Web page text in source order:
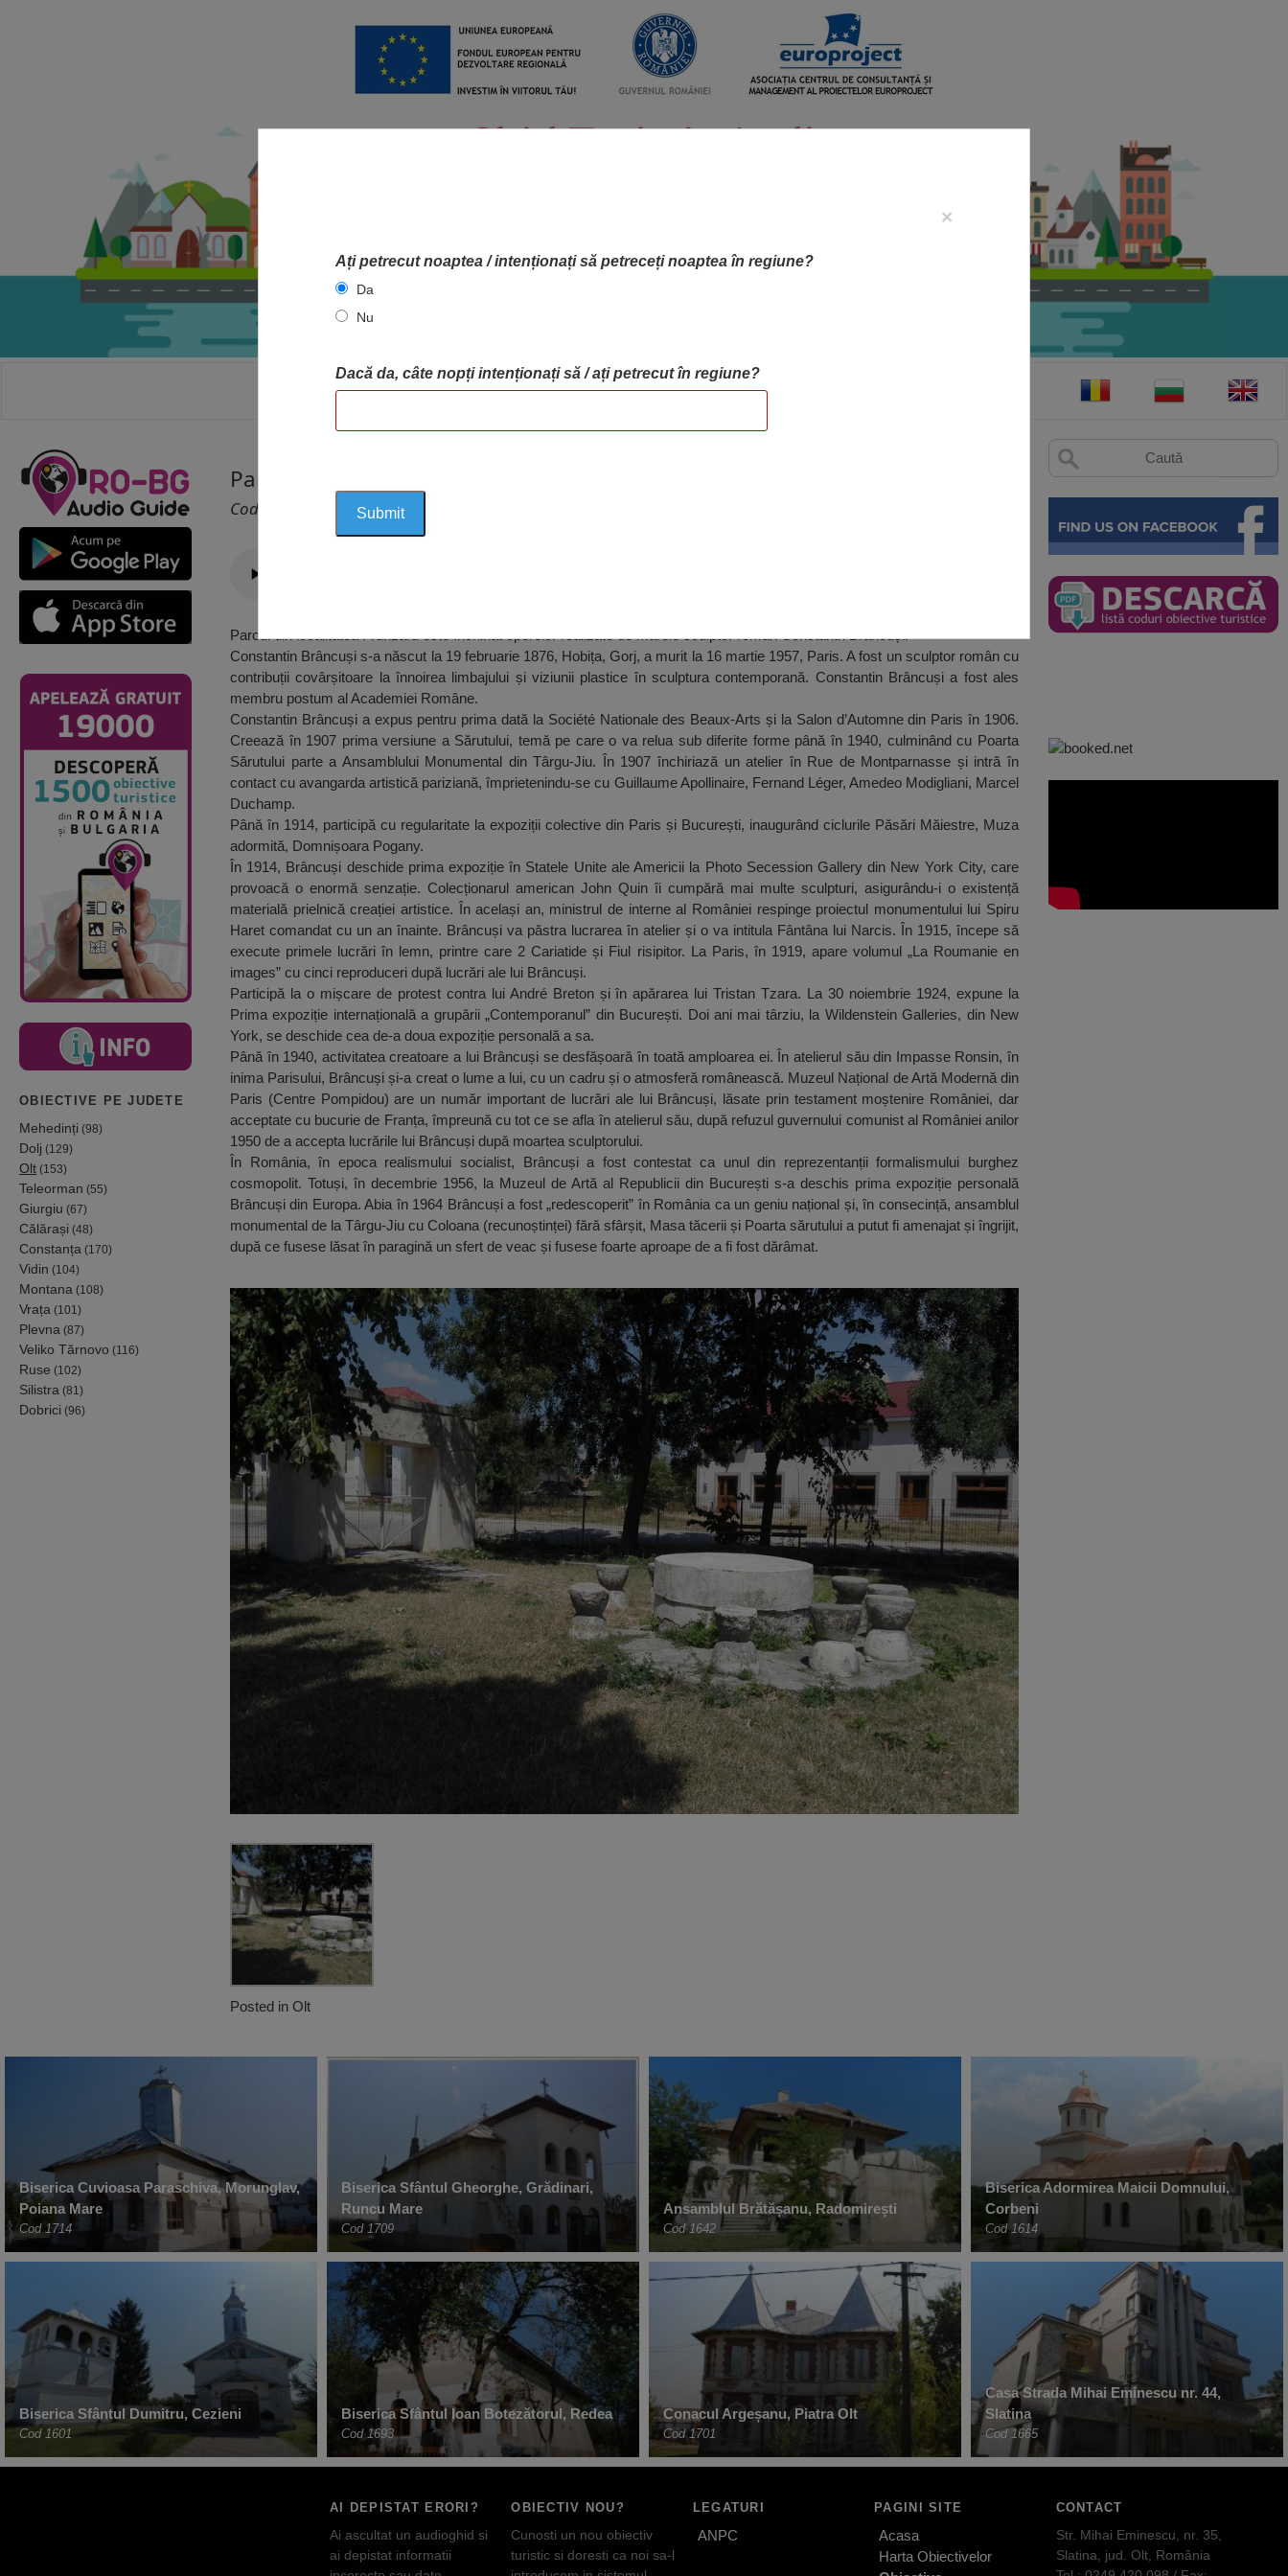
ACASA HARTA OBIECTIVELOR OBIECTIVE
OBIECTIVE PE JUDETE
Mehedinți (98)
Dolj (129)
Olt (153)
Teleorman (55)
Giurgiu (67)
Călărași (48)
Constanța (170)
Vidin (104)
Montana (108)
Vrața (101)
Plevna (87)
Veliko Tărnovo (116)
Ruse (102)
Silistra (81)
Dobrici (96)
Parcul Constantin Brâncuși, Frunzaru
Cod 1621
Parcul din localitatea Frunzaru este închinat operelor realizate de marele sculptor român Constantn Brâncuși.
Constantin Brâncuși s-a născut la 19 februarie 1876, Hobița, Gorj, a murit la 16 martie 1957, Paris. A fost un sculptor român cu
contribuții covârșitoare la înnoirea limbajului și viziunii plastice în sculptura contemporană. Constantin Brâncuși a fost ales
membru postum al Academiei Române.
Constantin Brâncuși a expus pentru prima dată la Société Nationale des Beaux-Arts și la Salon d’Automne din Paris în 1906.
Creează în 1907 prima versiune a Sărutului, temă pe care o va relua sub diferite forme până în 1940, culminând cu Poarta
Sărutului parte a Ansamblului Monumental din Târgu-Jiu. În 1907 închiriază un atelier în Rue de Montparnasse și intră în
contact cu avangarda artistică pariziană, împrietenindu-se cu Guillaume Apollinaire, Fernand Léger, Amedeo Modigliani, Marcel
Duchamp.
Până în 1914, participă cu regularitate la expoziții colective din Paris și București, inaugurând ciclurile Păsări Măiestre, Muza
adormită, Domnișoara Pogany.
În 1914, Brâncuși deschide prima expoziție în Statele Unite ale Americii la Photo Secession Gallery din New York City, care
provoacă o enormă senzație. Colecționarul american John Quin îi cumpără mai multe sculpturi, asigurându-i o existență
materială prielnică creației artistice. În același an, ministrul de interne al României respinge proiectul monumentului lui Spiru
Haret comandat cu un an înainte. Brâncuși va păstra lucrarea în atelier și o va intitula Fântâna lui Narcis. În 1915, începe să
execute primele lucrări în lemn, printre care 2 Cariatide și Fiul risipitor. La Paris, în 1919, apare volumul „La Roumanie en
images” cu cinci reproduceri după lucrări ale lui Brâncuși.
Participă la o mișcare de protest contra lui André Breton și în apărarea lui Tristan Tzara. La 30 noiembrie 1924, expune la
Prima expoziție internațională a grupării „Contemporanul” din București. Doi ani mai târziu, la Wildenstein Galleries, din New
York, se deschide cea de-a doua expoziție personală a sa.
Până în 1940, activitatea creatoare a lui Brâncuși se desfășoară în toată amploarea ei. În atelierul său din Impasse Ronsin, în
inima Parisului, Brâncuși și-a creat o lume a lui, cu un cadru și o atmosferă românească. Muzeul Național de Artă Modernă din
Paris (Centre Pompidou) are un număr important de lucrări ale lui Brâncuși, lăsate prin testament moștenire României, dar
acceptate cu bucurie de Franța, împreună cu tot ce se afla în atelierul său, după refuzul guvernului comunist al României anilor
1950 de a accepta lucrările lui Brâncuși după moartea sculptorului.
În România, în epoca realismului socialist, Brâncuși a fost contestat ca unul din reprezentanții formalismului burghez
cosmopolit. Totuși, în decembrie 1956, la Muzeul de Artă al Republicii din București s-a deschis prima expoziție personală
Brâncuși din Europa. Abia în 1964 Brâncuși a fost „redescoperit” în România ca un geniu național și, în consecință, ansamblul
monumental de la Târgu-Jiu cu Coloana (recunoștinței) fără sfârșit, Masa tăcerii și Poarta sărutului a putut fi amenajat și îngrijit,
după ce fusese lăsat în paragină un sfert de veac și fusese foarte aproape de a fi fost dărâmat.
×
Ați petrecut noaptea / intenționați să petreceți noaptea în regiune?
Da
Nu
Dacă da, câte nopți intenționați să / ați petrecut în regiune?
Posted in Olt
Biserica Cuvioasa Paraschiva, Morunglav,
Poiana Mare
Cod 1714
Biserica Sfântul Gheorghe, Grădinari,
Runcu Mare
Cod 1709
Ansamblul Brătășanu, Radomirești
Cod 1642
Biserica Adormirea Maicii Domnului,
Corbeni
Cod 1614
Biserica Sfântul Dumitru, Cezieni
Cod 1601
Biserica Sfântul Ioan Botezătorul, Redea
Cod 1693
Conacul Argeșanu, Piatra Olt
Cod 1701
Casa Strada Mihai Eminescu nr. 44,
Slatina
Cod 1665
AI DEPISTAT ERORI?
Ai ascultat un audioghid si
ai depistat informatii
OBIECTIV NOU?
Cunosti un nou obiectiv
turistic si doresti ca noi sa-l
LEGATURI
ANPC
PAGINI SITE
Acasa
Harta Obiectivelor
CONTACT
Str. Mihai Eminescu, nr. 35,
Slatina, jud. Olt, România